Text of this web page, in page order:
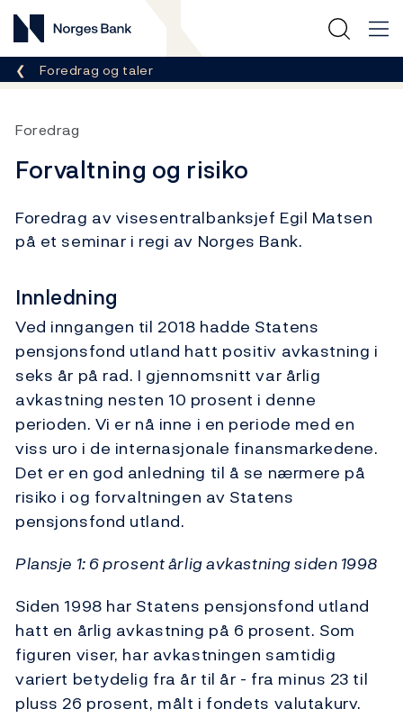
Norges Bank
Her er du nå:
Foredrag og taler
Foredrag
Forvaltning og risiko
Foredrag av visesentralbanksjef Egil Matsen
på et seminar i regi av Norges Bank.
Innledning
Ved inngangen til 2018 hadde Statens
pensjonsfond utland hatt positiv avkastning i
seks år på rad. I gjennomsnitt var årlig
avkastning nesten 10 prosent i denne
perioden. Vi er nå inne i en periode med en
viss uro i de internasjonale finansmarkedene.
Det er en god anledning til å se nærmere på
risiko i og forvaltningen av Statens
pensjonsfond utland.
Plansje 1: 6 prosent årlig avkastning siden 1998
Siden 1998 har Statens pensjonsfond utland
hatt en årlig avkastning på 6 prosent. Som
figuren viser, har avkastningen samtidig
variert betydelig fra år til år - fra minus 23 til
pluss 26 prosent, målt i fondets valutakurv.